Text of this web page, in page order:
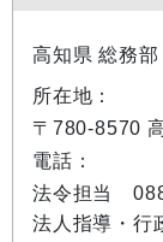
高知県 総務
所在地：
〒780-8570
電話：
法令担当
法人指導・